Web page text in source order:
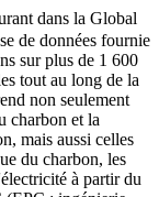
dans la Global
de données fournie
sur plus de 1 600
tout au long de la
non seulement
charbon et la
mais aussi celles
du charbon, les
à partir du